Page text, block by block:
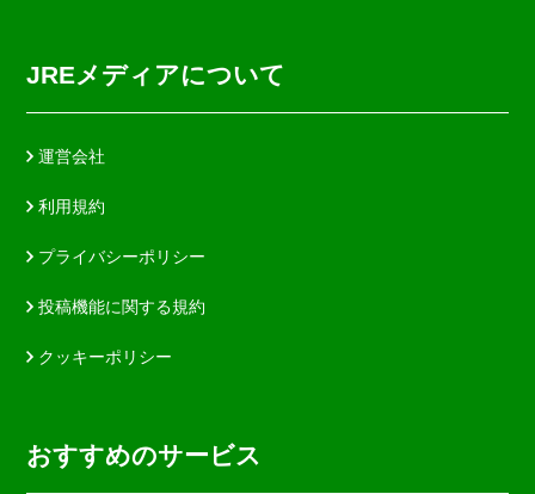
JREメディアについて
運営会社
利用規約
プライバシーポリシー
投稿機能に関する規約
クッキーポリシー
おすすめのサービス